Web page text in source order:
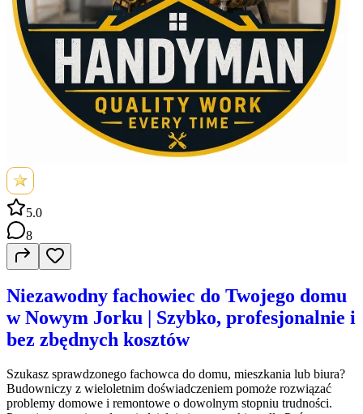
5.0
8
Niezawodny fachowiec do Twojego domu
w Nowym Jorku | Szybko, profesjonalnie i
bez zbędnych kosztów
Szukasz sprawdzonego fachowca do domu, mieszkania lub biura?
Budowniczy z wieloletnim doświadczeniem pomoże rozwiązać
problemy domowe i remontowe o dowolnym stopniu trudności.